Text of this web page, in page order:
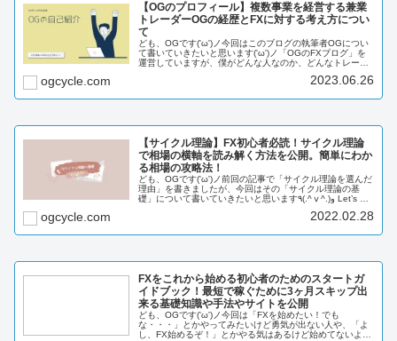
【OGのプロフィール】複数事業を経営する兼業
トレーダーOGの経歴とFXに対する考え方につい
て
ども、OGです('ω')ノ今回はこのブログの執筆者OGについ
て書いていきたいと思います('ω')ノ「OGのFXブログ」を
運営していますが、僕がどんな人なのか、どんなトレーダ
ogcycle.com 2023.06.26
【サイクル理論】FX初心者必読！サイクル理論
で相場の横軸を読み解く方法を公開。簡単にわか
る相場の攻略法！
ども、OGです('ω')ノ前回の記事で「サイクル理論を選んだ
理由」を書きましたが、今回はその「サイクル理論の基
礎」について書いていきたいと思います٩(.^ⅴ^.)و Let’s go!
ogcycle.com 2022.02.28
FXをこれから始める初心者のためのスタートガ
イドブック！最短で稼ぐために3ヶ月スキップ出
来る基礎知識や手法やサイトを公開
ども、OGです('ω')ノ今回は「FXを始めたい！でも
な・・・」とかやってみたいけど勇気が出ない人や、「よ
し、FX始めるぞ！」とかやる気はあるけど始めてないよう